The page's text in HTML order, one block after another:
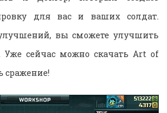
для вас и ваших солдат.
вы сможете улучшить
сейчас можно скачать Art of
сражение!